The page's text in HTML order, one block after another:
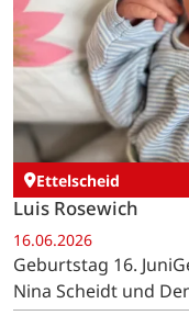
Ettelscheid
Luis Rosewich
16.06.2026
Geburtstag 16.
Nina Scheidt und